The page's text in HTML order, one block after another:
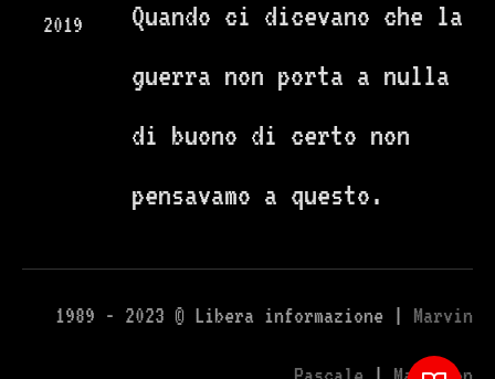
2019
Quando ci dicevano che la
guerra non porta a nulla
di buono di certo non
pensavamo a questo.
1989 - 2023 © Libera informazione | Marvin